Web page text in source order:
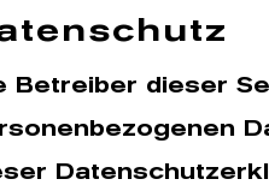
Betreiber dieser